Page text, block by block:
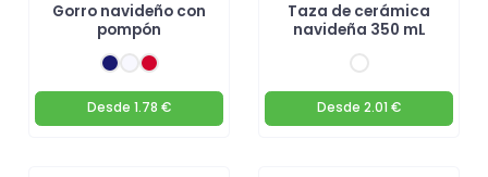
Gorro navideño con
pompón
Desde 1.78 €
Taza de cerámica
navideña 350 mL
Desde 2.01 €